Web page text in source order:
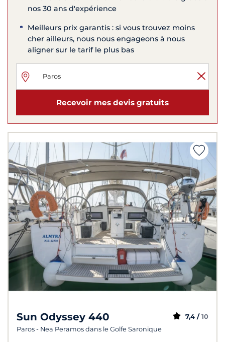
nos 30 ans d'expérience
Meilleurs prix garantis : si vous trouvez moins
cher ailleurs, nous nous engageons à nous
aligner sur le tarif le plus bas
Recevoir mes devis gratuits
Sun Odyssey 440
Paros - Nea Peramos dans le Golfe Saronique
7,4 / 10